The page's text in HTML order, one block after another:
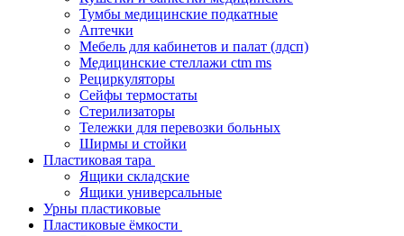
Тумбы медицинские подкатные
Аптечки
Мебель для кабинетов и палат (лдсп)
Медицинские стеллажи ctm ms
Рециркуляторы
Сейфы термостаты
Стерилизаторы
Тележки для перевозки больных
Ширмы и стойки
Пластиковая тара
Ящики складские
Ящики универсальные
Урны пластиковые
Пластиковые ёмкости